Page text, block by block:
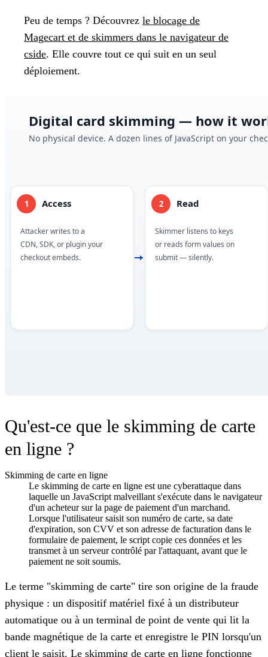
Peu de temps ? Découvrez le blocage de
Magecart et de skimmers dans le navigateur de
cside. Elle couvre tout ce qui suit en un seul
déploiement.
Qu'est-ce que le skimming de carte
en ligne ?
Skimming de carte en ligne
Le skimming de carte en ligne est une cyberattaque dans
laquelle un JavaScript malveillant s'exécute dans le navigateur
d'un acheteur sur la page de paiement d'un marchand.
Lorsque l'utilisateur saisit son numéro de carte, sa date
d'expiration, son CVV et son adresse de facturation dans le
formulaire de paiement, le script copie ces données et les
transmet à un serveur contrôlé par l'attaquant, avant que le
paiement ne soit soumis.
Le terme "skimming de carte" tire son origine de la fraude
physique : un dispositif matériel fixé à un distributeur
automatique ou à un terminal de point de vente qui lit la
bande magnétique de la carte et enregistre le PIN lorsqu'un
client le saisit. Le skimming de carte en ligne fonctionne